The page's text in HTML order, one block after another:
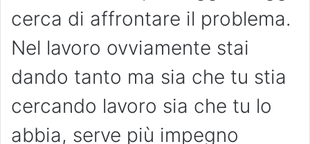
cerca di affrontare il problema.
Nel lavoro ovviamente stai
dando tanto ma sia che tu stia
cercando lavoro sia che tu lo
abbia, serve più impegno